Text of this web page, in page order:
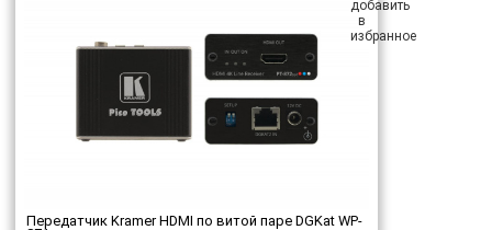
Передатчик Kramer HDMI по витой паре DGKat WP-